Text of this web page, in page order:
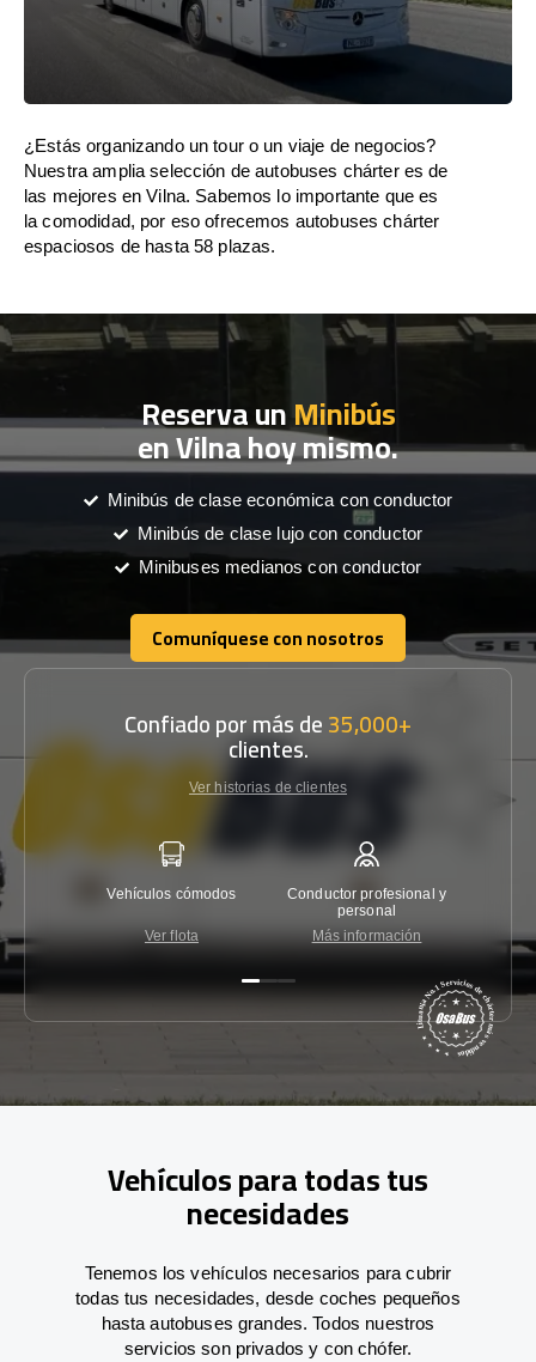
¿Estás organizando un tour o un viaje de negocios?
Nuestra amplia selección de autobuses chárter es de
las mejores en Vilna. Sabemos lo importante que es
la comodidad, por eso ofrecemos autobuses chárter
espaciosos de hasta 58 plazas.
Reserva unMinibús
en Vilna hoy mismo.
Minibús de clase económica con conductor
Minibús de clase lujo con conductor
Minibuses medianos con conductor
Comuníquese con nosotros
Comuníquese con nosotros
Confiado por más de35,000+
clientes.
Ver historias de clientes
Vehículos cómodos
Ver flota
Conductor profesional y
personal
Más información
Vehículos para todas tus
necesidades
Tenemos los vehículos necesarios para cubrir
todas tus necesidades, desde coches pequeños
hasta autobuses grandes. Todos nuestros
servicios son privados y con chófer.